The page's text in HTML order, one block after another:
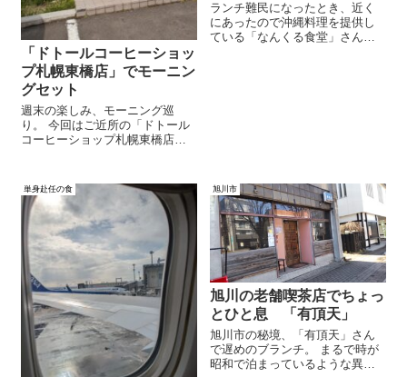
「ドトールコーヒーショッ
プ札幌東橋店」でモーニン
グセット
週末の楽しみ、モーニング巡
り。 今回はご近所の「ドトール
コーヒーショップ札幌東橋店」
モーニングも美味しかったので
今後はフードメニューも色々試
してみようかな。
ランチ難民になったとき、近く
にあったので沖縄料理を提供し
ている「なんくる食堂」さんに
単身赴任の食 旭川市
旭川の老舗喫茶店でちょっ
とひと息 「有頂天」
旭川市の秘境、「有頂天」さん
で遅めのブランチ。 まるで時が
昭和で泊まっているような異空